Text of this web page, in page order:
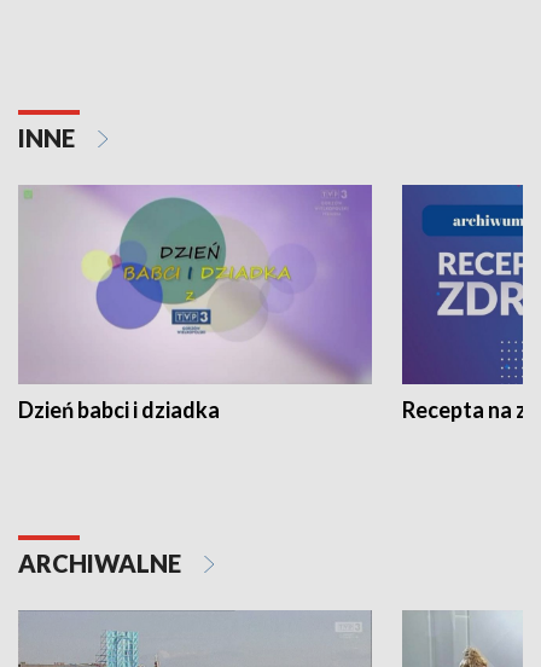
INNE
Dzień babci i dziadka Recepta na
ARCHIWALNE